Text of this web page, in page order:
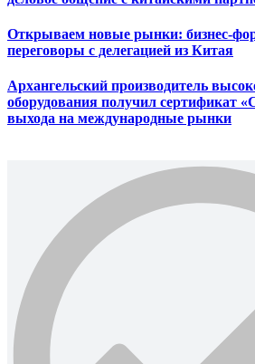
Открываем новые рынки: бизнес-
переговоры с делегацией из Китая
Архангельский производитель
оборудования получил сертификат
выхода на международные рынки